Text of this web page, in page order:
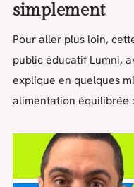
simplement
Pour aller plus loin,
public éducatif Lumni,
explique en quelques
alimentation équilibrée :